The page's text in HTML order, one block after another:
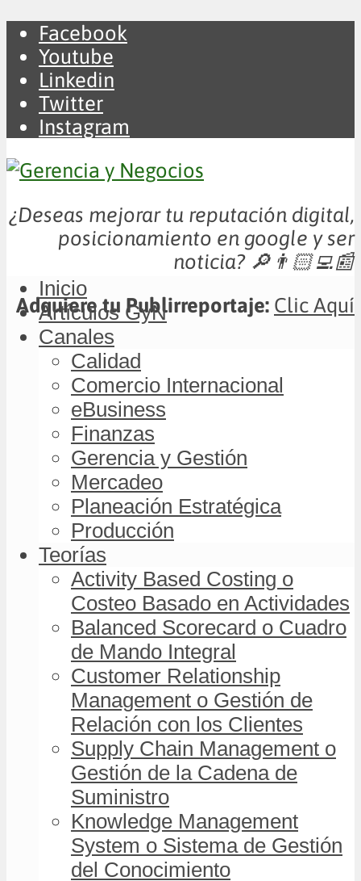
Facebook
Youtube
Linkedin
Twitter
Instagram
¿Deseas mejorar tu reputación digital,
posicionamiento en google y ser
noticia? 🔎👨🏻‍💻📰
Adquiere tu Publirreportaje: Clic Aquí
Inicio
Artículos GyN
Canales
Calidad
Comercio Internacional
eBusiness
Finanzas
Gerencia y Gestión
Mercadeo
Planeación Estratégica
Producción
Teorías
Activity Based Costing o
Costeo Basado en Actividades
Balanced Scorecard o Cuadro
de Mando Integral
Customer Relationship
Management o Gestión de
Relación con los Clientes
Supply Chain Management o
Gestión de la Cadena de
Suministro
Knowledge Management
System o Sistema de Gestión
del Conocimiento